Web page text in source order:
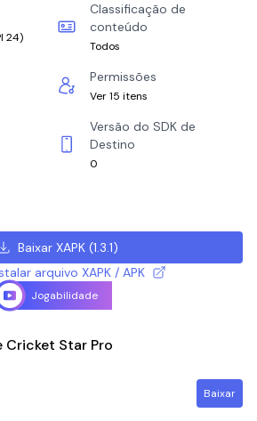
24)
Classificação de
conteúdo
Todos
Permissões
Ver 15 itens
Versão do SDK de
Destino
0
Baixar XAPK (1.3.1)
arquivo XAPK / APK
Jogabilidade
Cricket Star Pro
Baixar